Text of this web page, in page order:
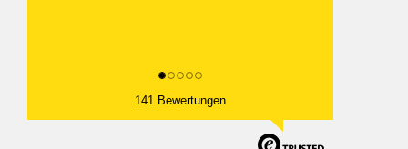
141 Bewertungen